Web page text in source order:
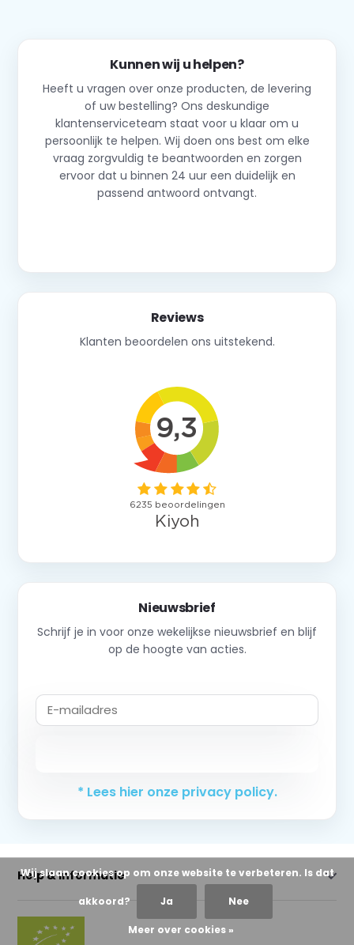
Kunnen wij u helpen?
Heeft u vragen over onze producten, de levering
of uw bestelling? Ons deskundige
klantenserviceteam staat voor u klaar om u
persoonlijk te helpen. Wij doen ons best om elke
vraag zorgvuldig te beantwoorden en zorgen
ervoor dat u binnen 24 uur een duidelijk en
passend antwoord ontvangt.
Reviews
Klanten beoordelen ons uitstekend.
Nieuwsbrief
Schrijf je in voor onze wekelijkse nieuwsbrief en blijf
op de hoogte van acties.
* Lees hier onze privacy policy.
Help & Informatie
Wij slaan cookies op om onze website te verbeteren. Is dat
akkoord? Ja Nee
Meer over cookies »